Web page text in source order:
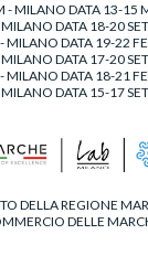
- MILANO DATA 13-15
DATA 18-20
MILANO DATA 19-22
DATA 17-20
MILANO DATA 18-21
DATA 15-17
DELLA REGIONE
DELLE